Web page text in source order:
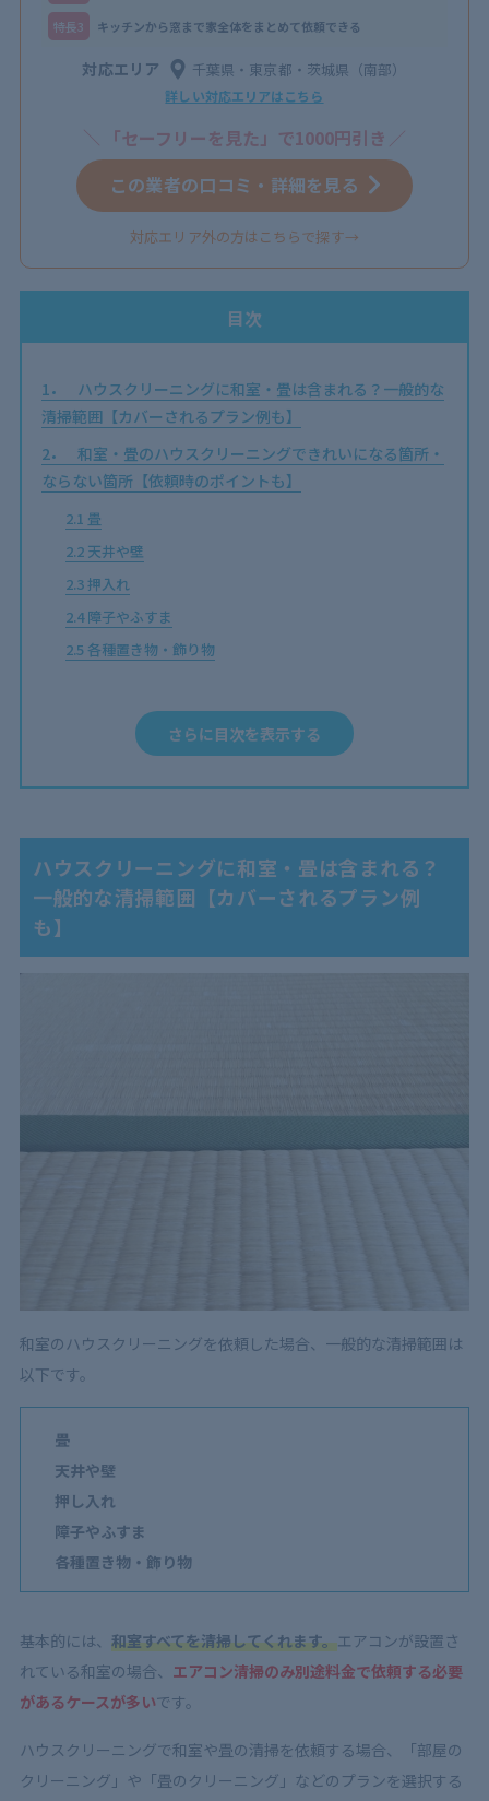
特⻑3 キッチンから窓まで家全体をまとめて依頼できる
対応エリア 千葉県・東京都・茨城県（南部）
詳しい対応エリアはこちら
「セーフリーを見た」で1000円引き
この業者の口コミ・詳細を見る
対応エリア外の方はこちらで探す→
目次
1
ハウスクリーニングに和室・畳は含まれる？一般的な
清掃範囲【カバーされるプラン例も】
2
和室・畳のハウスクリーニングできれいになる箇所・
ならない箇所【依頼時のポイントも】
2.1 畳
2.2天井や壁
2.3押入れ
2.4障子やふすま
2.5各種置き物・飾り物
スごとの料金相場
3.2畳のクリーニング
3.4白木クリーニング
3.5和室を含む家全体のハウスクリーニング
4
5
和室・畳のハウスクリーニングは定期的に！依頼先は
さらに目次を表示する
ハウスクリーニングに和室・畳は含まれる？
一般的な清掃範囲【カバーされるプラン例
も】
和室のハウスクリーニングを依頼した場合、一般的な清掃範囲は
以下です。
畳
天井や壁
押し入れ
障子やふすま
各種置き物・飾り物
基本的には、 和室すべてを清掃してくれます。エアコンが設置さ
れている和室の場合、 エアコン清掃のみ別途料金で依頼する必要
があるケースが多いです。
ハウスクリーニングで和室や畳の清掃を依頼する場合、「部屋の
クリーニング」や「畳のクリーニング」などのプランを選択する